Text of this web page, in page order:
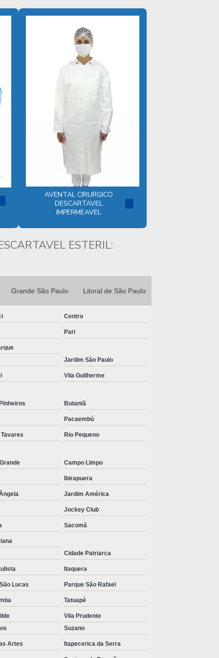
DESCARTÁVEIS HOSPITALARES
DESCARTAVEIS MEDICOS
DESCARTAVEIS ODONTOLOGICOS
DESCARTÁVEIS PARA SAUDE
DISTRIBUIDORA DE KIT CIRÚRGICO
DESCARTÁVEL
DESCARTÁVEIS
EQUIPAMENTOS DE PROTEÇÃO
INDIVIDUAL HOSPITALAR
FABRICA DE AVENTAIS
DESCARTAVEIS
FABRICA DE DESCARTAVEIS TNT
FABRICANTE DE AVENTAL
FABRICANTE DE DESCARTÁVEIS EM
TNT
DESCARTAVEL TNT
FABRICANTE DE PRODUTOS
CIRÚRGICOS DESCARTÁVEIS
FABRICANTE DE PRODUTOS
HOSPITALARES ESTÉREIS
FORNECEDOR DE AVENTAL
DESCARTAVEL
ESTÉRIL
FORNECEDOR KIT ODONTOLÓGICO
FORNECEDOR PROPÉ
FORNECEDOR SAPATILHA
FORNECEDORES DE AVENTAIS
FORNECEDORES DE AVENTAL
HOSPITALAR DESCARTÁVEL
GORRO CIRURGICO
GORRO CIRURGICO PREÇO
AVENTAL CIRURGICO
DESCARTAVEL
IMPERMEAVEL
ESTERIL:
Grande São Paulo Litoral de São Paulo
Centro
Pari
Jardim São Paulo
Vila Guilherme
Butantã
Pacaembú
Rio Pequeno
Campo Limpo
Ibirapuera
Jardim América
Jockey Club
Sacomã
Cidade Patriarca
Itaquera
Lucas Parque São Rafael
Tatuapé
Vila Prudente
Suzano
Artes Itapecerica da Serra